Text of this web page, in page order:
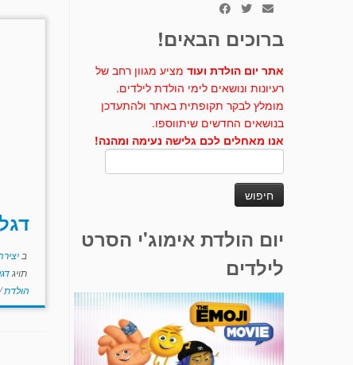
ברוכים הבאים!
אתר יום הולדת ועוד מציע מגוון רחב של
רעיונות ונושאים לימי הולדת לילדים.
מומלץ לבקר תקופתית באתר ולהתעדכן
בנושאים החדשים שיתווספו.
אנו מאחלים לכם גלישה נעימה ומהנה!
יום הולדת אימוג'י הסרט
לילדים
ב
תויג
הולדת